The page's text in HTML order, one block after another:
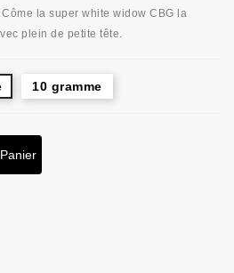
la super white widow CBG la
plein de petite tête.
10 gramme